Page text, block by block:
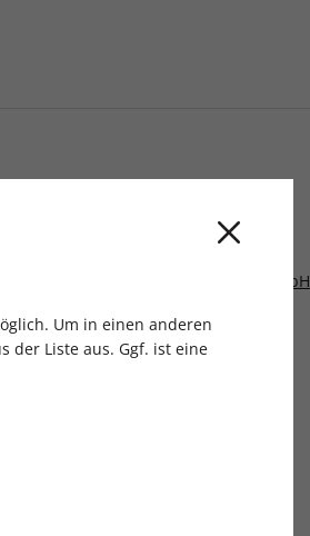
FUNKE Women, People & Family GmbH
Um in einen anderen
der Liste aus. Ggf. ist eine